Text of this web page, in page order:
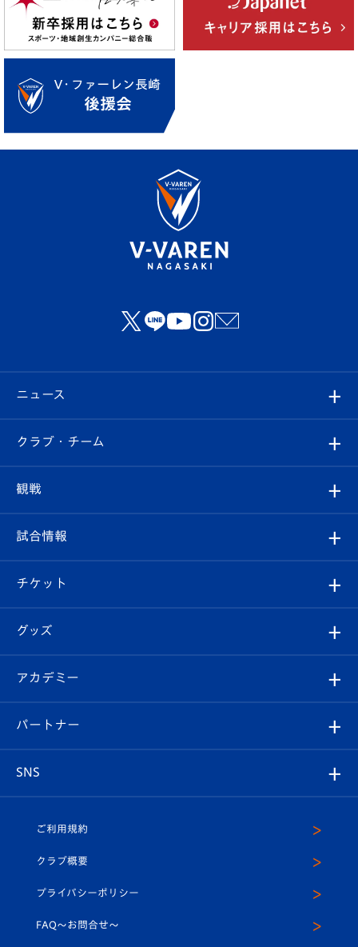
ニュース
すべて
クラブ
試合情報
チケット
イベント
メディア
ホームタウン
クラブ・チーム
クラブ概要
エンブレム紹介
スタッフプロフィール
マスコット紹介
平和祈念活動
観戦
観戦ルール
はじめての観戦ガイド
Revive Team
ヴィヴィくんの長崎おもてなしガイド
試合情報
試合日程/結果
フォトギャラリー
スタジアムグルメ
チケット
チケット
V-LOVERS（ファンクラブ）
プレイヤーズスイート
グッズ
オンラインショップ
店舗情報
アカデミー
育成からのお知らせ
U-18
スクール
パートナー
SNS
ヴィヴィくんインスタグラム
公式LINE＠
ご利用規約
クラブ概要
プライバシーポリシー
FAQ〜お問合せ〜